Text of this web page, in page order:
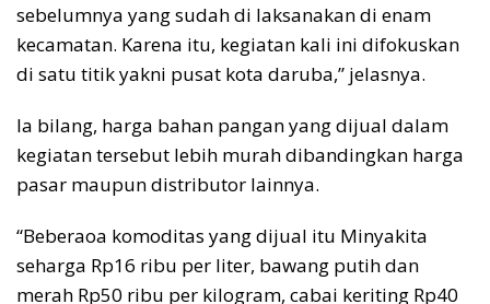
sebelumnya yang sudah di laksanakan di enam
kecamatan. Karena itu, kegiatan kali ini difokuskan
di satu titik yakni pusat kota daruba,” jelasnya.
Ia bilang, harga bahan pangan yang dijual dalam
kegiatan tersebut lebih murah dibandingkan harga
pasar maupun distributor lainnya.
“Beberaoa komoditas yang dijual itu Minyakita
seharga Rp16 ribu per liter, bawang putih dan
merah Rp50 ribu per kilogram, cabai keriting Rp40